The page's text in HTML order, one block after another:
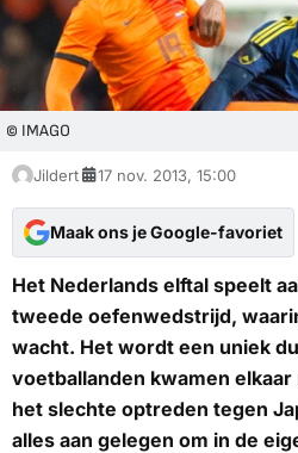
© IMAGO
Jildert 17 nov. 2013, 15:00
Maak ons je Google-favoriet
Het Nederlands elftal speelt
tweede oefenwedstrijd,
wacht. Het wordt een uniek
voetballanden kwamen
het slechte optreden tegen
alles aan gelegen om in de